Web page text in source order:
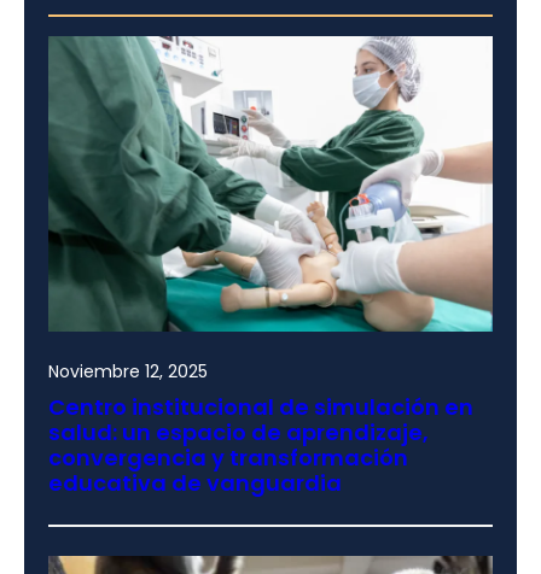
Noviembre 12, 2025
Centro institucional de simulación en
salud: un espacio de aprendizaje,
convergencia y transformación
educativa de vanguardia